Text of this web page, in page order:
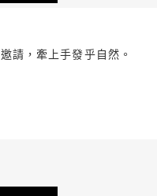
請，牽上手發乎自然。